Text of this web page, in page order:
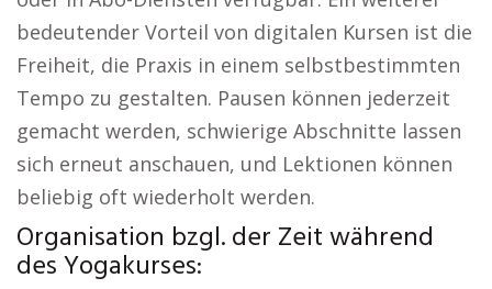
bedeutender Vorteil von digitalen Kursen ist die
Freiheit, die Praxis in einem selbstbestimmten
Tempo zu gestalten. Pausen können jederzeit
gemacht werden, schwierige Abschnitte lassen
sich erneut anschauen, und Lektionen können
beliebig oft wiederholt werden.
Organisation bzgl. der Zeit während
des Yogakurses: